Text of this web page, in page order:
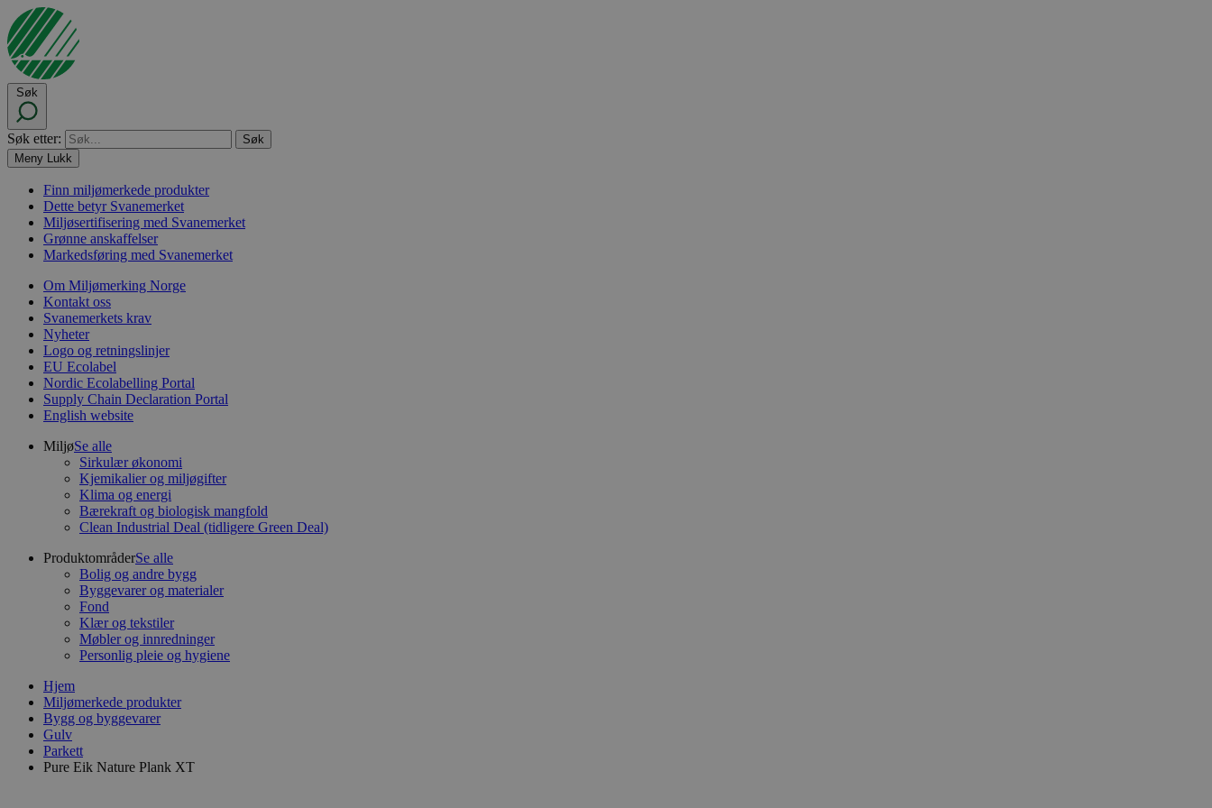
Søk
Søk etter:
Meny Lukk
Finn miljømerkede produkter
Dette betyr Svanemerket
Miljøsertifisering med Svanemerket
Grønne anskaffelser
Markedsføring med Svanemerket
Om Miljømerking Norge
Kontakt oss
Svanemerkets krav
Nyheter
Logo og retningslinjer
EU Ecolabel
Nordic Ecolabelling Portal
Supply Chain Declaration Portal
English website
MiljøSe alle
Sirkulær økonomi
Kjemikalier og miljøgifter
Klima og energi
Bærekraft og biologisk mangfold
Clean Industrial Deal (tidligere Green Deal)
ProduktområderSe alle
Bolig og andre bygg
Byggevarer og materialer
Fond
Klær og tekstiler
Møbler og innredninger
Personlig pleie og hygiene
Hjem
Miljømerkede produkter
Bygg og byggevarer
Gulv
Parkett
Pure Eik Nature Plank XT